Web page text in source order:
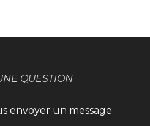
QUESTION
envoyer un message